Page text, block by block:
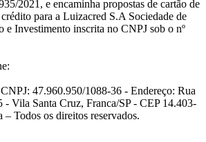
2021, e encaminha propostas de cartão de
para a Luizacred S.A Sociedade de
e Investimento inscrita no CNPJ sob o nº
47.960.950/1088-36 - Endereço: Rua
Vila Santa Cruz, Franca/SP - CEP 14.403-
Todos os direitos reservados.